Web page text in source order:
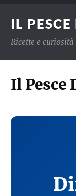
IL
Ricette e curiosità
Il Pesce